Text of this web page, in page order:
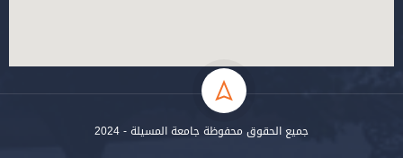
جميع الحقوق محفوظة جامعة المسيلة - 2024